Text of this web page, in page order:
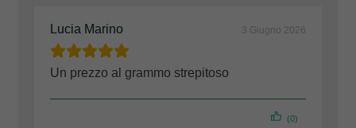
Lucia Marino 3 Giugno 2026
Un prezzo al grammo strepitoso
(0)